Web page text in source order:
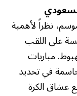
نظراً لأهمية
على اللقب
مباريات
حاسمة في تحديد
عشاق الكرة